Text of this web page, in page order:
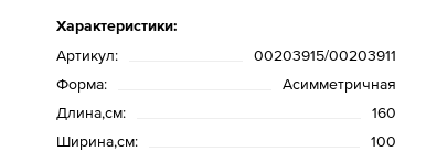
Характеристики:
Артикул:
00203915/00203911
Форма:
Асимметричная
Длина,см:
160
Ширина,см:
100